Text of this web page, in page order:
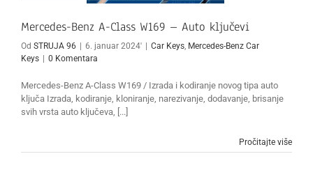
Mercedes-Benz A-Class W169 – Auto ključevi
Od STRUJA 96 6. januar 2024' Car Keys, Mercedes-Benz Car
Keys
0 Komentara
Mercedes-Benz A-Class W169 / Izrada i kodiranje novog tipa auto
ključa Izrada, kodiranje, kloniranje, narezivanje, dodavanje, brisanje
svih vrsta auto ključeva, [...]
Pročitajte više